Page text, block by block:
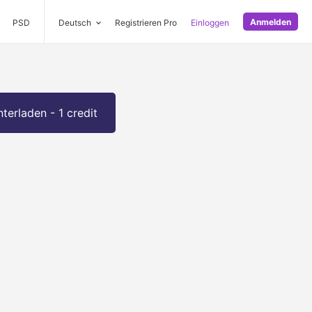
PSD Deutsch Registrieren Pro Einloggen Anmelden
- 1 credit